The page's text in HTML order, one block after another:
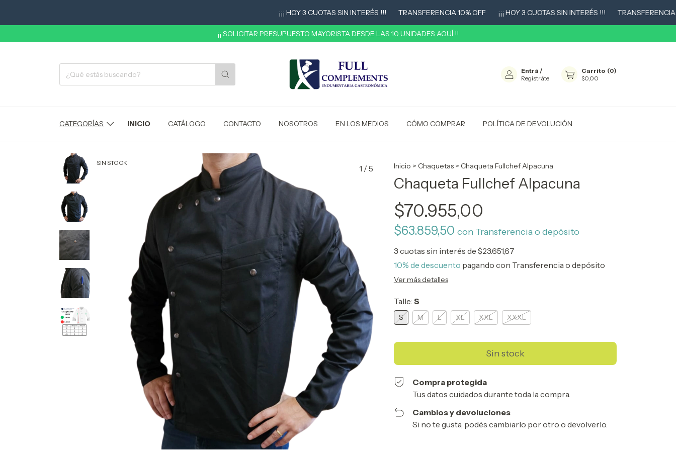
¡¡¡ HOY 3 CUOTAS SIN INTERÉS !!! TRANSFERENCIA 10% OFF ¡¡¡ HOY 3 CUOTAS SIN INTERÉS !!! TRANSFERENCIA 10%
¡¡ SOLICITAR PRESUPUESTO MAYORISTA DESDE LAS 10 UNIDADES AQUÍ !!
Entrá /
Registráte
Carrito (0)
$0,00
CATEGORÍAS INICIO CATÁLOGO CONTACTO NOSOTROS EN LOS MEDIOS CÓMO COMPRAR POLÍTICA DE DEVOLUCIÓN
SIN STOCK
1 / 5 Inicio > Chaquetas > Chaqueta Fullchef Alpacuna
Chaqueta Fullchef Alpacuna
$70.955,00
$63.859,50 con Transferencia o depósito
3 cuotas sin interés de $23.651,67
10% de descuento pagando con Transferencia o depósito
Ver más detalles
Talle: S
S M L XL XXL XXXL
Compra protegida
Tus datos cuidados durante toda la compra.
Cambios y devoluciones
Si no te gusta, podés cambiarlo por otro o devolverlo.